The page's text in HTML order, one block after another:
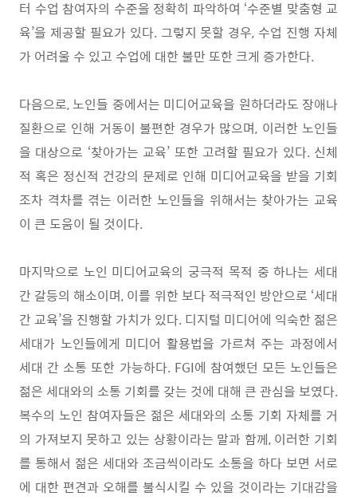
터 수업 참여자의 수준을 정확히 파악하여 ‘수준별 맞춤형 교
육’을 제공할 필요가 있다. 그렇지 못할 경우, 수업 진행 자체
가 어려울 수 있고 수업에 대한 불만 또한 크게 증가한다.
다음으로,노인들 중에서는 미디어교육을 원하더라도 장애나
질환으로 인해 거동이 불편한 경우가 많으며, 이러한 노인들
을 대상으로 ‘찾아가는 교육’ 또한 고려할 필요가 있다. 신체
적 혹은 정신적 건강의 문제로 인해 미디어교육을 받을 기회
조차 격차를 겪는 이러한 노인들을 위해서는 찾아가는 교육
이 큰 도움이 될 것이다.
마지막으로 노인 미디어교육의 궁극적 목적 중 하나는 세대
간 갈등의 해소이며, 이를 위한 보다 적극적인 방안으로 ‘세대
간 교육’을 진행할 가치가 있다. 디지털 미디어에 익숙한 젊은
세대가 노인들에게 미디어 활용법을 가르쳐 주는 과정에서
세대 간 소통 또한 가능하다. FGI에 참여했던 모든 노인들은
젊은 세대와의 소통 기회를 갖는 것에 대해 큰 관심을 보였다.
복수의 노인 참여자들은 젊은 세대와의 소통 기회 자체를 거
의 가져보지 못하고 있는 상황이라는 말과 함께, 이러한 기회
를 통해서 젊은 세대와 조금씩이라도 소통을 하다 보면 서로
에 대한 편견과 오해를 불식시킬 수 있을 것이라는 기대감을